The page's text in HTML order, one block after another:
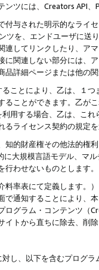
ツには、Creators API
付与された明示的なライ
ツを、エンドユーザに
連してリンクしたり、ア
に関連しない部分には、
品詳細ページまたは他の
ことにより、乙は、１
ることができます。乙が
用する場合、乙は、こ
るライセンス契約の規定
知的財産権その他法的権
に大規模言語モデル、マ
わせないものとします。
料率表にて定義します。
で通知することにより、
グラム・コンテンツ（
イトから直ちに除去、削
し、以下を含むプログ